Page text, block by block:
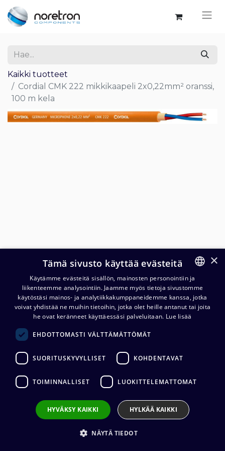
Kaikki tuotteet
Cordial CMK 222 mikkikaapeli 2x0,22mm² oranssi,
100 m kela
Cordial CMK 222 mikkikaapeli
2x0,22mm² oranssi, 100 m kela
161,84€
Kaapelin valmistaja:Cordial
Ulkovaipan materiaali:PVC
Kaapelin halkaisija:6,4 mm
FINNISH
ENGLISH
×
Tämä sivusto käyttää evästeitä
Käytämme evästeitä sisällön, mainosten personointiin ja
liikenteemme analysointiin. Jaamme myös tietoja sivustomme
käytöstäsi mainos- ja analytiikkakumppaneidemme kanssa, jotka
voivat yhdistää ne muihin tietoihin, jotka olet heille antanut tai joita
he ovat keränneet käyttäessäsi palveluitaan. Lue lisää
EHDOTTOMASTI VÄLTTÄMÄTTÖMÄT
SUORITUSKYVYLLISET KOHDENTAVAT
TOIMINNALLISET LUOKITTELEMATTOMAT
HYVÄKSY KAIKKI HYLKÄÄ KAIKKI
NÄYTÄ TIEDOT